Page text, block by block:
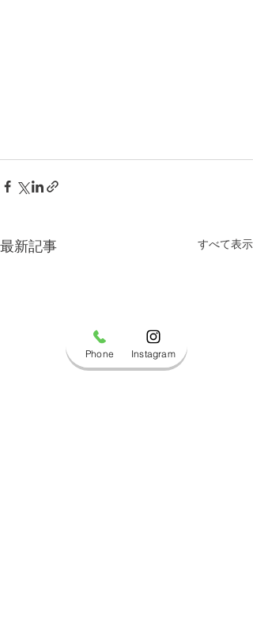
最新記事 すべて表示
Phone Instagram